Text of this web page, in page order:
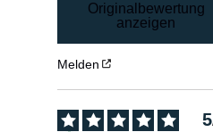
Originalbewertung
anzeigen
Melden
5